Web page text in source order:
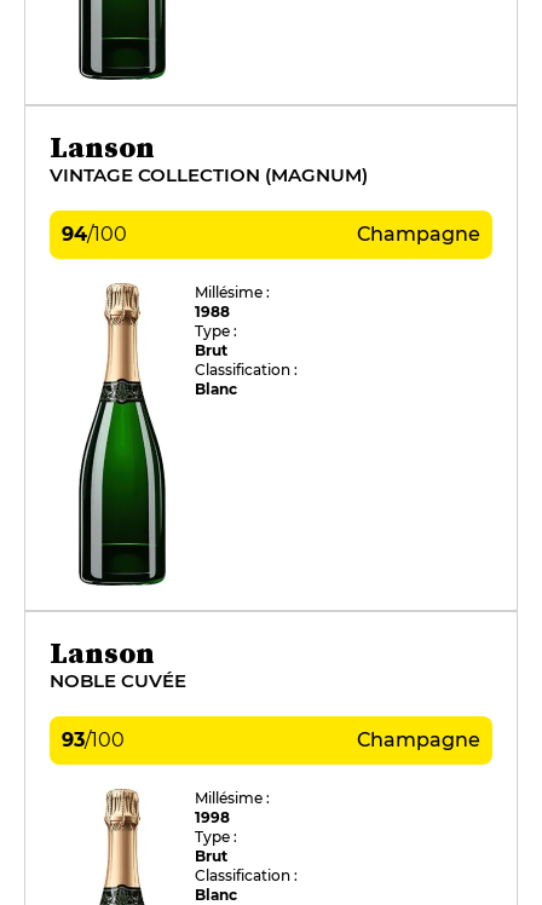
Lanson
VINTAGE COLLECTION (MAGNUM)
94/100 Champagne
Millésime :
1988
Type :
Brut
Classification :
Blanc
Lanson
NOBLE CUVÉE
93/100 Champagne
Millésime :
1998
Type :
Brut
Classification :
Blanc